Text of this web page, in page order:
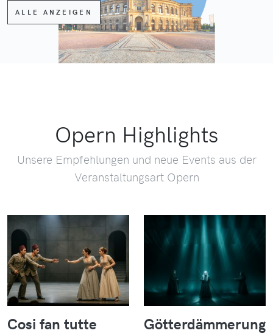
ALLE ANZEIGEN
Opern Highlights
Unsere Empfehlungen und neue Events aus der
Veranstaltungsart Opern
Cosi fan tutte Götterdämmerung